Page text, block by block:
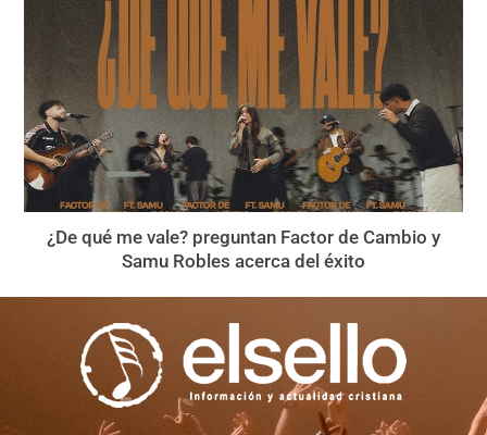
¿De qué me vale? preguntan Factor de Cambio y
Samu Robles acerca del éxito